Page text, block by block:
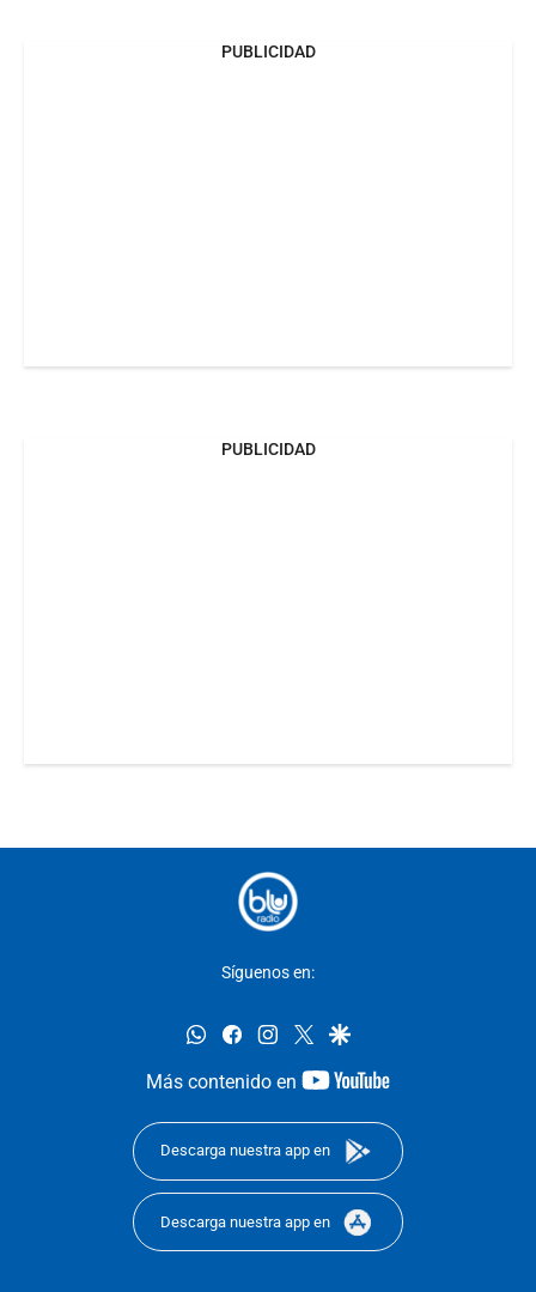
PUBLICIDAD
PUBLICIDAD
Síguenos en:
whatsappfacebookinstagram
twittergoogle
Más contenido en
youtube-
Descarga nuestra app en
Descarga nuestra app en